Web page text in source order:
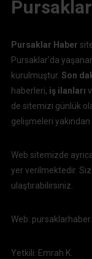
Pursaklar Haber
Pursaklar'da
kurulmuştur. Son
haberleri, iş ilanları
de sitemizi günlük
gelişmeleri
Web sitemizde
yer verilmektedir.
ulaştırabilirsiniz.
Web:
Yetkili: Emrah K.